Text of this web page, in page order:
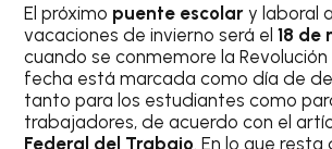
El próximo puente escolar y laboral
vacaciones de invierno será el18 de
cuando se conmemore la Revolución
fecha está marcada como día de
tanto para los estudiantes como
trabajadores, de acuerdo con el
Federal del Trabajo. En lo que resta